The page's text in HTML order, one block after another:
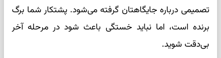
تصمیمی درباره جایگاهتان گرفته می‌شود. پشتکار شما برگ
برنده است، اما نباید خستگی باعث شود در مرحله آخر
بی‌دقت شوید.